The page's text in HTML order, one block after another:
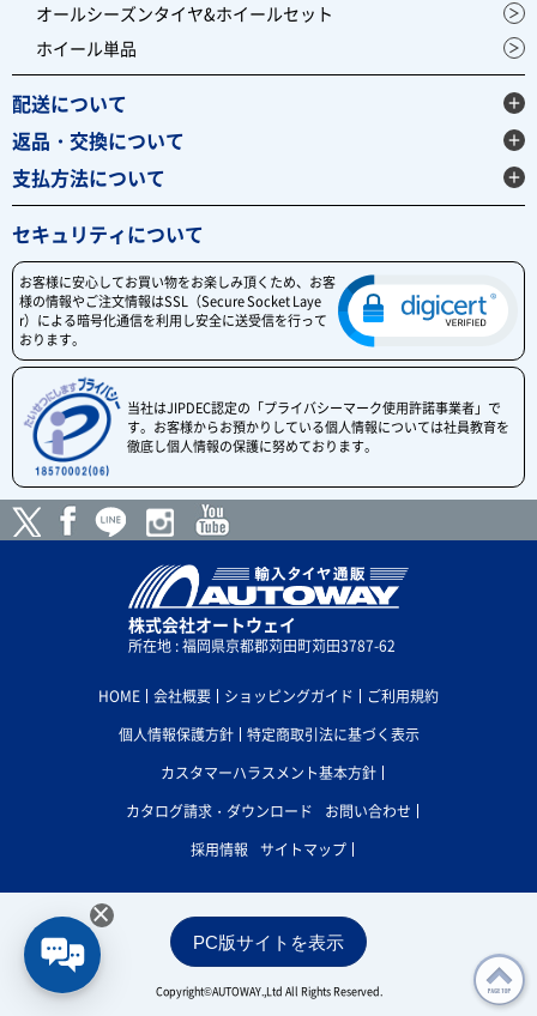
オールシーズンタイヤ&ホイールセット
ホイール単品
配送について
返品・交換について
支払方法について
セキュリティについて
お客様に安心してお買い物をお楽しみ頂くため、お客
様の情報やご注文情報はSSL（Secure Socket Laye
r）による暗号化通信を利用し安全に送受信を行って
おります。
当社はJIPDEC認定の「プライバシーマーク使用許諾事業者」で
す。お客様からお預かりしている個人情報については社員教育を
徹底し個人情報の保護に努めております。
株式会社オートウェイ
所在地 : 福岡県京都郡苅田町苅田3787-62
HOME 会社概要 ショッピングガイド
ご利用規約
個人情報保護方針
特定商取引法に基づく表示
カスタマーハラスメント基本方針
カタログ請求・ダウンロード
お問い合わせ
採用情報
サイトマップ
PC版サイトを表示
Copyright©AUTOWAY.,Ltd All Rights Reserved.
×